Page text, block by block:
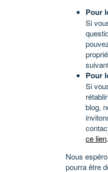
Pour
Si
Pour
Si
blog,
ce lien.
Nous
pourra être